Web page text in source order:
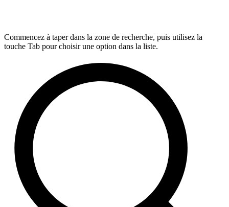
Commencez à taper dans la zone de recherche, puis utilisez la
touche Tab pour choisir une option dans la liste.